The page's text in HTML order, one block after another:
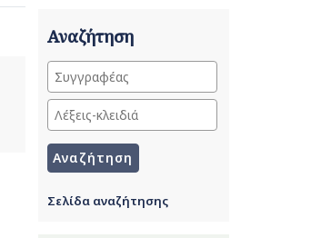
Αναζήτηση
Σελίδα αναζήτησης